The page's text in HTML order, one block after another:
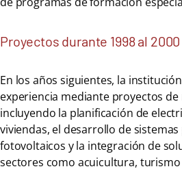
Proyectos durante 1998 al 2000
En los años siguientes, la
experiencia mediante proyectos
incluyendo la planificación de
viviendas, el desarrollo de
fotovoltaicos y la integración de
sectores como acuicultura,